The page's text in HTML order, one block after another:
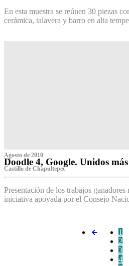
En esta muestra se reúnen 30 piezas
cerámica, talavera y barro en alta
Agosto de 2010
Doodle 4, Google. Unidos
Castillo de Chapultepec
Presentación de los trabajos
iniciativa apoyada por el Consejo
1
2
3
4